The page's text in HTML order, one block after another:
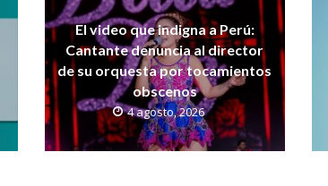
El video que indigna a Perú:
Cantante denuncia al director
de su orquesta por tocamientos
obscenos
4 agosto, 2026